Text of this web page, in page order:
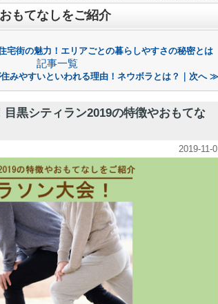
もてなしをご紹介
宅街の魅力！エリアごとの暮らしやすさの秘密とは
記事一覧
みやすいといわれる理由！ネウボラとは？｜次へ ≫
黒シティラン2019の特徴やおもてな
2019-11-